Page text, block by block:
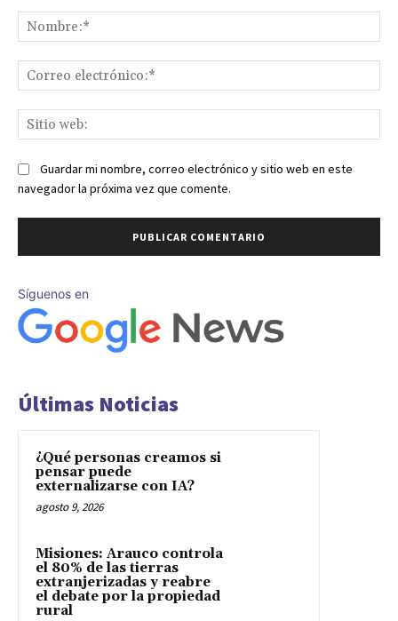
Guardar mi nombre, correo electrónico y sitio web en este
navegador la próxima vez que comente.
Síguenos en
Últimas Noticias
¿Qué personas creamos si
pensar puede
externalizarse con IA?
agosto 9, 2026
Misiones: Arauco controla
el 80% de las tierras
extranjerizadas y reabre
el debate por la propiedad
rural